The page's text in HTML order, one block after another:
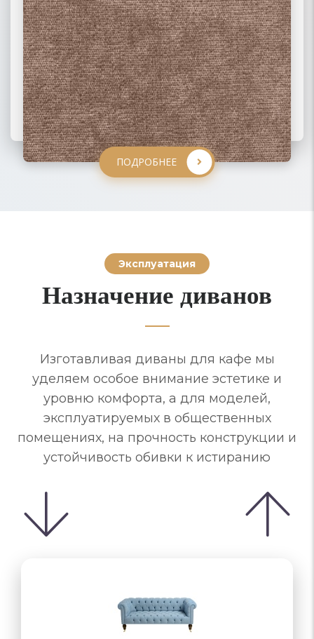
ПОДРОБНЕЕ
ПОДРОБНЕЕ
ПОДРОБНЕЕ
ПОДРОБНЕЕ
Эксплуатация
Назначение диванов
Изготавливая диваны для кафе мы
уделяем особое внимание эстетике и
уровню комфорта, а для моделей,
эксплуатируемых в общественных
помещениях, на прочность конструкции и
устойчивость обивки к истиранию
комфортное, обивка из устойчивого…
комплекте с другими изделиями
размеры, стили, комплектация
комплекте с другими изделиями
функциональность - отвечать
назначению…
Варианты трансформации:
«раскладушка»,…
стационарных, но любые…
ламели, ортопедический матрас
откидное сиденье
основание, обивка, не вызывающая…
Механизма трансформации…
для кабинета должен только…
для открытой…
комфортное, обивка из устойчивого…
комплекте с другими изделиями